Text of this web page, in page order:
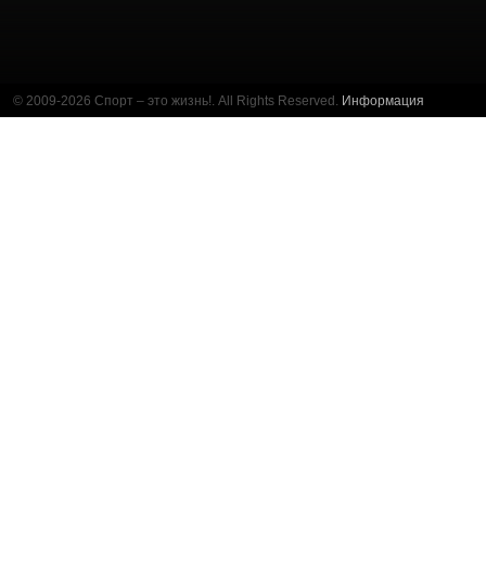
© 2009-2026 Спорт – это жизнь!. All Rights Reserved. Информация